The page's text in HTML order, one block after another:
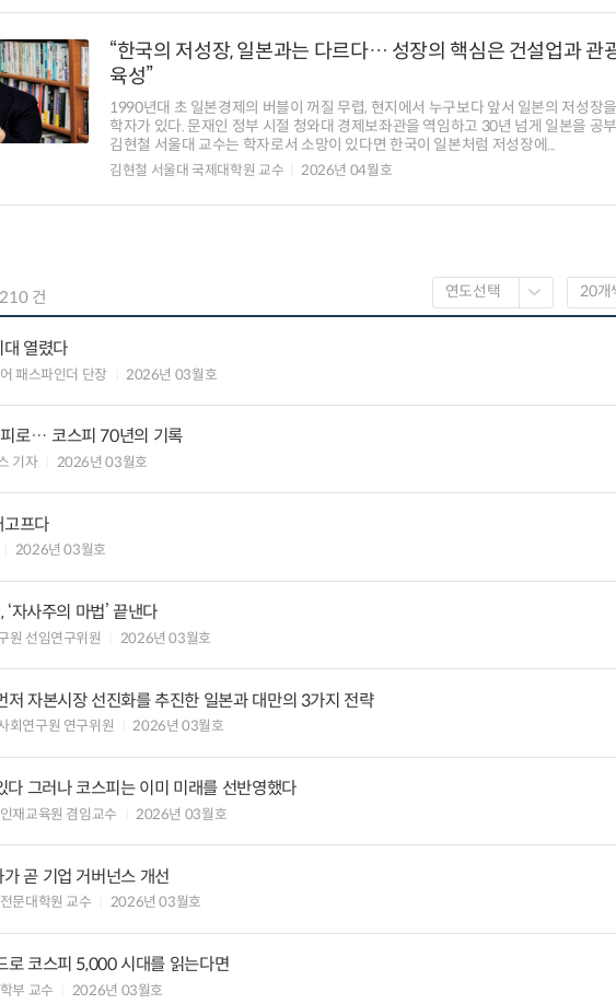
“한국의 저성장, 일본과는 다르다… 성장의 핵심은 건설업과 관
육성”
1990년대 초 일본경제의 버블이 꺼질 무렵, 현지에서 누구보다 앞서 일본의 저성장
학자가 있다. 문재인 정부 시절 청와대 경제보좌관을 역임하고 30년 넘게 일본을 공
김현철 서울대 교수는 학자로서 소망이 있다면 한국이 일본처럼 저성장에...
김현철 서울대 국제대학원 교수 2026년 04월호
건
열렸다
패스파인더 단장 2026년 03월호
로… 코스피 70년의 기록
기자 2026년 03월호
고프다
2026년 03월호
‘자사주의 마법’ 끝낸다
원 선임연구위원 2026년 03월호
저 자본시장 선진화를 추진한 일본과 대만의 3가지 전략
회연구원 연구위원 2026년 03월호
다 그러나 코스피는 이미 미래를 선반영했다
재교육원 겸임교수 2026년 03월호
곧 기업 거버넌스 개선
문대학원 교수 2026년 03월호
로 코스피 5,000 시대를 읽는다면
부 교수 2026년 03월호